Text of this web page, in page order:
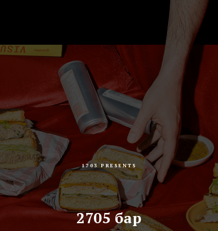
1703 PRESENTS
2705 бар